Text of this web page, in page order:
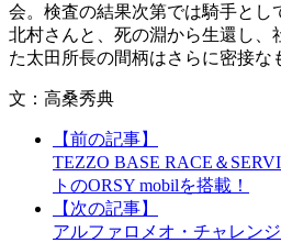
会。検査の結果次第では騎手とし
北村さんと、死の淵から生還し、
た太田所長の間柄はさらに密接な
文：高桑秀典
【前の記事】
TEZZO BASE RACE＆
トのORSY mobilを搭載！
【次の記事】
アルファロメオ・チャレン